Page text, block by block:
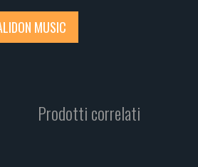
MUSIC
Prodotti correlati